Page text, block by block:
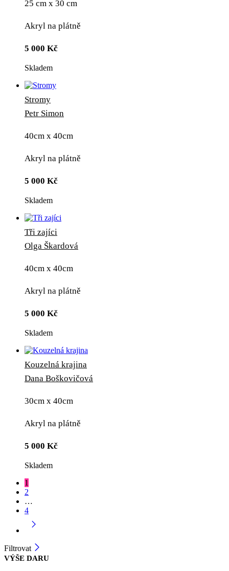
25 cm x 30 cm
Akryl na plátně
5 000 Kč
Skladem
Stromy
Petr Simon
40cm x 40cm
Akryl na plátně
5 000 Kč
Skladem
Tři zajíci
Olga Škardová
40cm x 40cm
Akryl na plátně
5 000 Kč
Skladem
Kouzelná krajina
Dana Boškovičová
30cm x 40cm
Akryl na plátně
5 000 Kč
Skladem
1
2
…
4
Filtrovat
VÝŠE DARU